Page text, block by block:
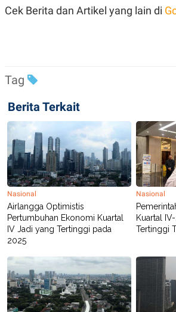
G
A
.
D
SITEMAPPROFILETERM
OF
USE
PEDOMAN
PEMBERITAAN
SIBER
PRIVACY
POLICY
Cek Berita dan Artikel yang lain di
Tag
Berita Terkait
Nasional
Airlangga Optimistis
Pertumbuhan Ekonomi Kuartal
IV Jadi yang Tertinggi pada
2025
Nasional
Kuartal
Tertinggi